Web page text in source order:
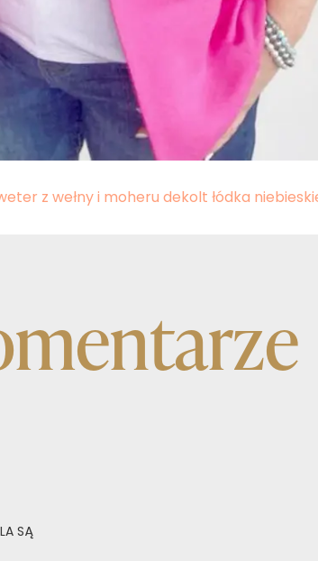
z wełny i moheru dekolt łódka
SĄ